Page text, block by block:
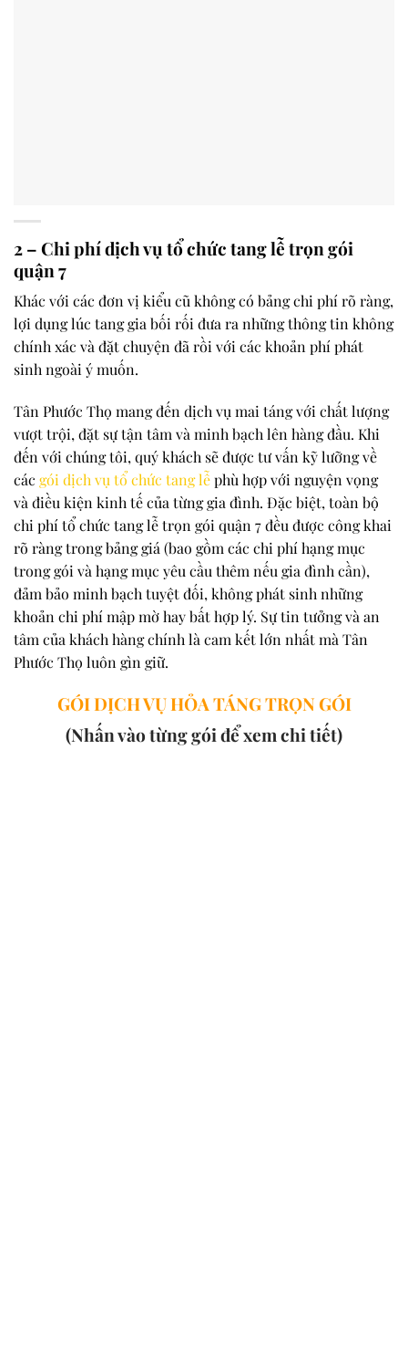
2 – Chi phí dịch vụ tổ chức tang lễ trọn gói
quận 7
Khác với các đơn vị kiểu cũ không có bảng chi phí rõ ràng,
lợi dụng lúc tang gia bối rối đưa ra những thông tin không
chính xác và đặt chuyện đã rồi với các khoản phí phát
sinh ngoài ý muốn.
Tân Phước Thọ mang đến dịch vụ mai táng với chất lượng
vượt trội, đặt sự tận tâm và minh bạch lên hàng đầu. Khi
đến với chúng tôi, quý khách sẽ được tư vấn kỹ lưỡng về
các gói dịch vụ tổ chức tang lễphù hợp với nguyện vọng
và điều kiện kinh tế của từng gia đình. Đặc biệt, toàn bộ
chi phí tổ chức tang lễ trọn gói quận 7 đều được công khai
rõ ràng trong bảng giá (bao gồm các chi phí hạng mục
trong gói và hạng mục yêu cầu thêm nếu gia đình cần),
đảm bảo minh bạch tuyệt đối, không phát sinh những
khoản chi phí mập mờ hay bất hợp lý. Sự tin tưởng và an
tâm của khách hàng chính là cam kết lớn nhất mà Tân
Phước Thọ luôn gìn giữ.
GÓI DỊCH VỤ HỎA TÁNG TRỌN GÓI
(Nhấn vào từng gói để xem chi tiết)